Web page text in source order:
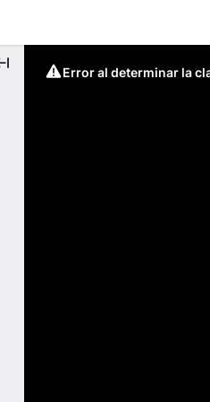
Error al determinar la